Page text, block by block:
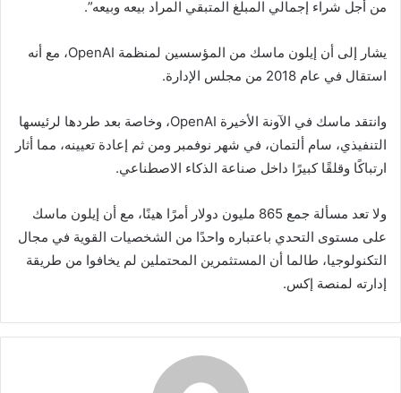
من أجل شراء إجمالي المبلغ المتبقي المراد بيعه وبيعه”.
يشار إلى أن إيلون ماسك من المؤسسين لمنظمة OpenAI، مع أنه
استقال في عام 2018 من مجلس الإدارة.
وانتقد ماسك في الآونة الأخيرة OpenAI، وخاصة بعد طردها لرئيسها
التنفيذي، سام ألتمان، في شهر نوفمبر ومن ثم إعادة تعيينه، مما أثار
ارتباكًا وقلقًا كبيرًا داخل صناعة الذكاء الاصطناعي.
ولا تعد مسألة جمع 865 مليون دولار أمرًا هينًا، مع أن إيلون ماسك
على مستوى التحدي باعتباره واحدًا من الشخصيات القوية في مجال
التكنولوجيا، طالما أن المستثمرين المحتملين لم يخافوا من طريقة
إدارته لمنصة إكس.